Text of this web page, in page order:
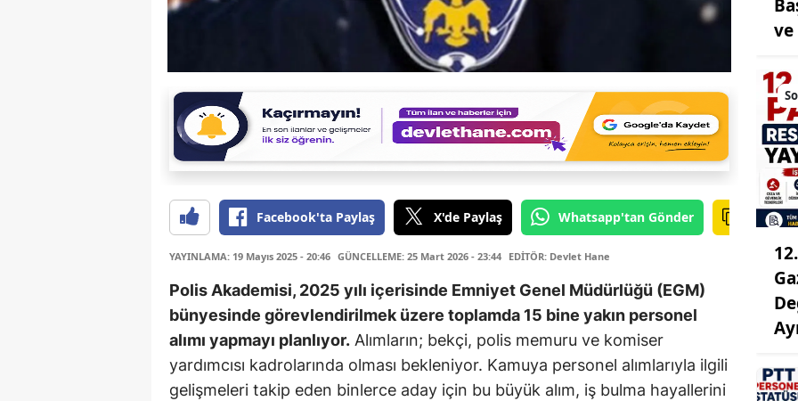
Facebook'ta Paylaş X'de Paylaş Whatsapp'tan Gönder
YAYINLAMA: 19 Mayıs 2025 - 20:46 GÜNCELLEME: 25 Mart 2026 - 23:44 EDİTÖR: Devlet Hane
Polis Akademisi, 2025 yılı içerisinde Emniyet Genel Müdürlüğü (EGM)
bünyesinde görevlendirilmek üzere toplamda 15 bine yakın personel
alımı yapmayı planlıyor. Alımların; bekçi, polis memuru ve komiser
yardımcısı kadrolarında olması bekleniyor. Kamuya personel alımlarıyla ilgili
gelişmeleri takip eden binlerce aday için bu büyük alım, iş bulma hayallerini
ve